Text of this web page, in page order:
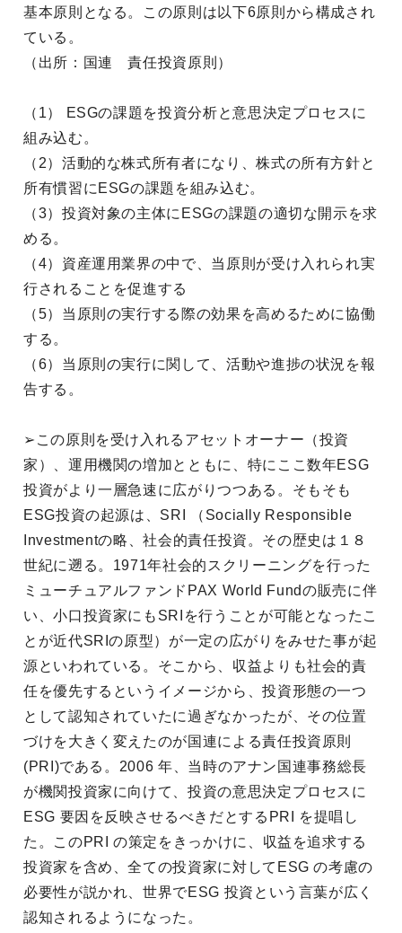
基本原則となる。この原則は以下6原則から構成され
ている。
（出所：国連 責任投資原則）
（1） ESGの課題を投資分析と意思決定プロセスに
組み込む。
（2）活動的な株式所有者になり、株式の所有方針と
所有慣習にESGの課題を組み込む。
（3）投資対象の主体にESGの課題の適切な開示を求
める。
（4）資産運用業界の中で、当原則が受け入れられ実
行されることを促進する
（5）当原則の実行する際の効果を高めるために協働
する。
（6）当原則の実行に関して、活動や進捗の状況を報
告する。
➢この原則を受け入れるアセットオーナー（投資
家）、運用機関の増加とともに、特にここ数年ESG
投資がより一層急速に広がりつつある。そもそも
ESG投資の起源は、SRI （Socially Responsible
Investmentの略、社会的責任投資。その歴史は１８
世紀に遡る。1971年社会的スクリーニングを行った
ミューチュアルファンドPAX World Fundの販売に伴
い、小口投資家にもSRIを行うことが可能となったこ
とが近代SRIの原型）が一定の広がりをみせた事が起
源といわれている。そこから、収益よりも社会的責
任を優先するというイメージから、投資形態の一つ
として認知されていたに過ぎなかったが、その位置
づけを大きく変えたのが国連による責任投資原則
(PRI)である。2006 年、当時のアナン国連事務総長
が機関投資家に向けて、投資の意思決定プロセスに
ESG 要因を反映させるべきだとするPRI を提唱し
た。このPRI の策定をきっかけに、収益を追求する
投資家を含め、全ての投資家に対してESG の考慮の
必要性が説かれ、世界でESG 投資という言葉が広く
認知されるようになった。